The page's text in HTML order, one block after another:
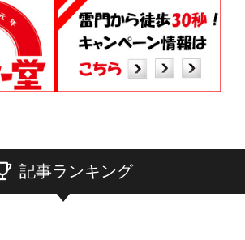
記事ランキング